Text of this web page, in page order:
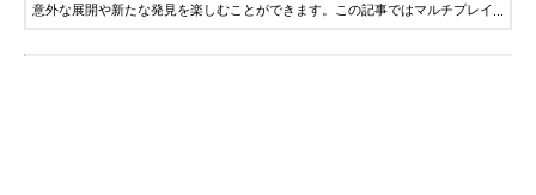
意外な展開や新たな発見を楽しむことができます。この記事ではマルチプレイ